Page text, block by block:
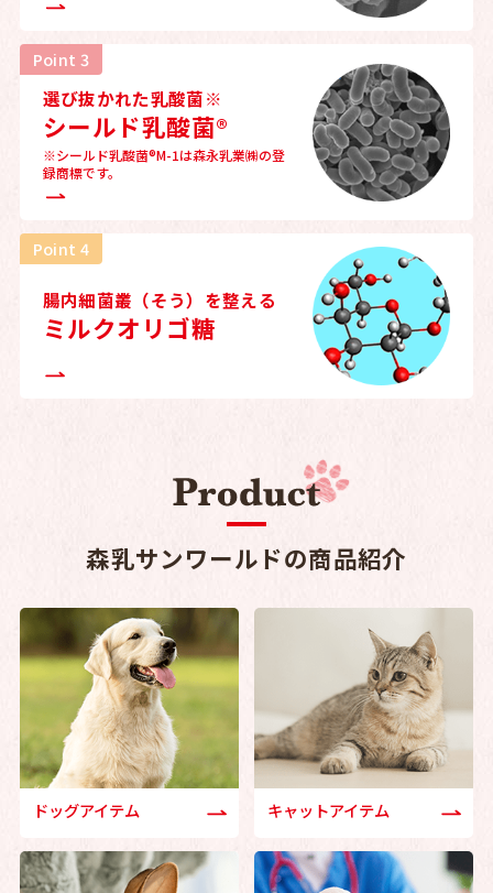
Point 3
選び抜かれた乳酸菌※
シールド乳酸菌®
※シールド乳酸菌®M-1は森永乳業㈱の登
録商標です。
Point 4
腸内細菌叢（そう）を整える
ミルクオリゴ糖
森乳サンワールドの商品紹介
ドッグアイテム キャットアイテム